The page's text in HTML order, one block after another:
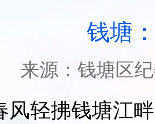
钱塘
来源： 钱塘区
风轻拂钱塘江